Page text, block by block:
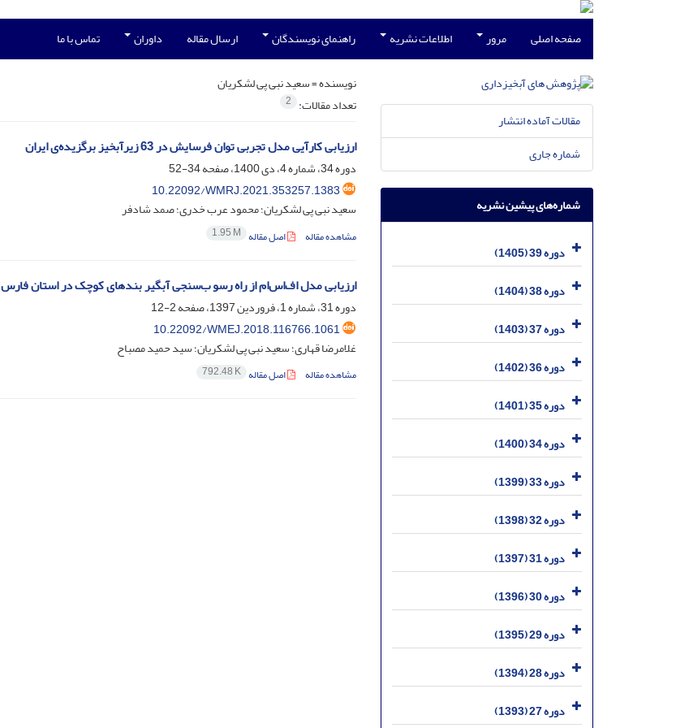
صفحه اصلی مرور اطلاعات نشریه راهنمای نویسندگان ارسال مقاله داوران تماس با ما
نویسنده =سعید نبی پی لشکریان
تعداد مقالات: 2
ارزیابی کارآیی مدل تجربی توان فرسایش در 63 زیرآبخیز برگزیده‌ی ایران
دوره 34، شماره 4، دی 1400، صفحه
34-52
10.22092/WMRJ.2021.353257.1383
سعید نبی پی لشکریان؛ محمود عرب خدری؛ صمد شادفر
مشاهده مقاله اصل مقاله 1.95 M
ارزیابی مدل اف‌اس‌ام از راه رسو ب‌سنجی آبگیر بندهای کوچک در استان فارس
دوره 31، شماره 1، فروردین 1397، صفحه
2-12
10.22092/WMEJ.2018.116766.1061
غلامرضا قهاری؛ سعید نبی پی لشکریان؛ سید حمید مصباح
مشاهده مقاله اصل مقاله 792.48 K
مقالات آماده انتشار
شماره جاری
شماره‌های پیشین نشریه
دوره 39 (1405)
دوره 38 (1404)
دوره 37 (1403)
دوره 36 (1402)
دوره 35 (1401)
دوره 34 (1400)
دوره 33 (1399)
دوره 32 (1398)
دوره 31 (1397)
دوره 30 (1396)
دوره 29 (1395)
دوره 28 (1394)
دوره 27 (1393)